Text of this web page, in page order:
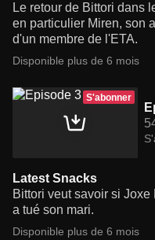
Le retour de Bittori dans
en particulier Miren, son
d'un membre de l'ETA.
Disponible plus de 6 mois
S'abonner
Latest Snacks
Bittori veut savoir si
a tué son mari.
Disponible plus de 6 mois